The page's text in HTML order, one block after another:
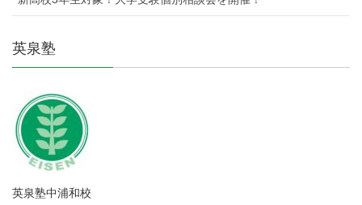
英泉塾
英泉塾中浦和校